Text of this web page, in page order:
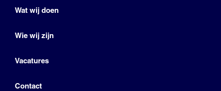
Wat wij doen
Wie wij zijn
Vacatures
Contact